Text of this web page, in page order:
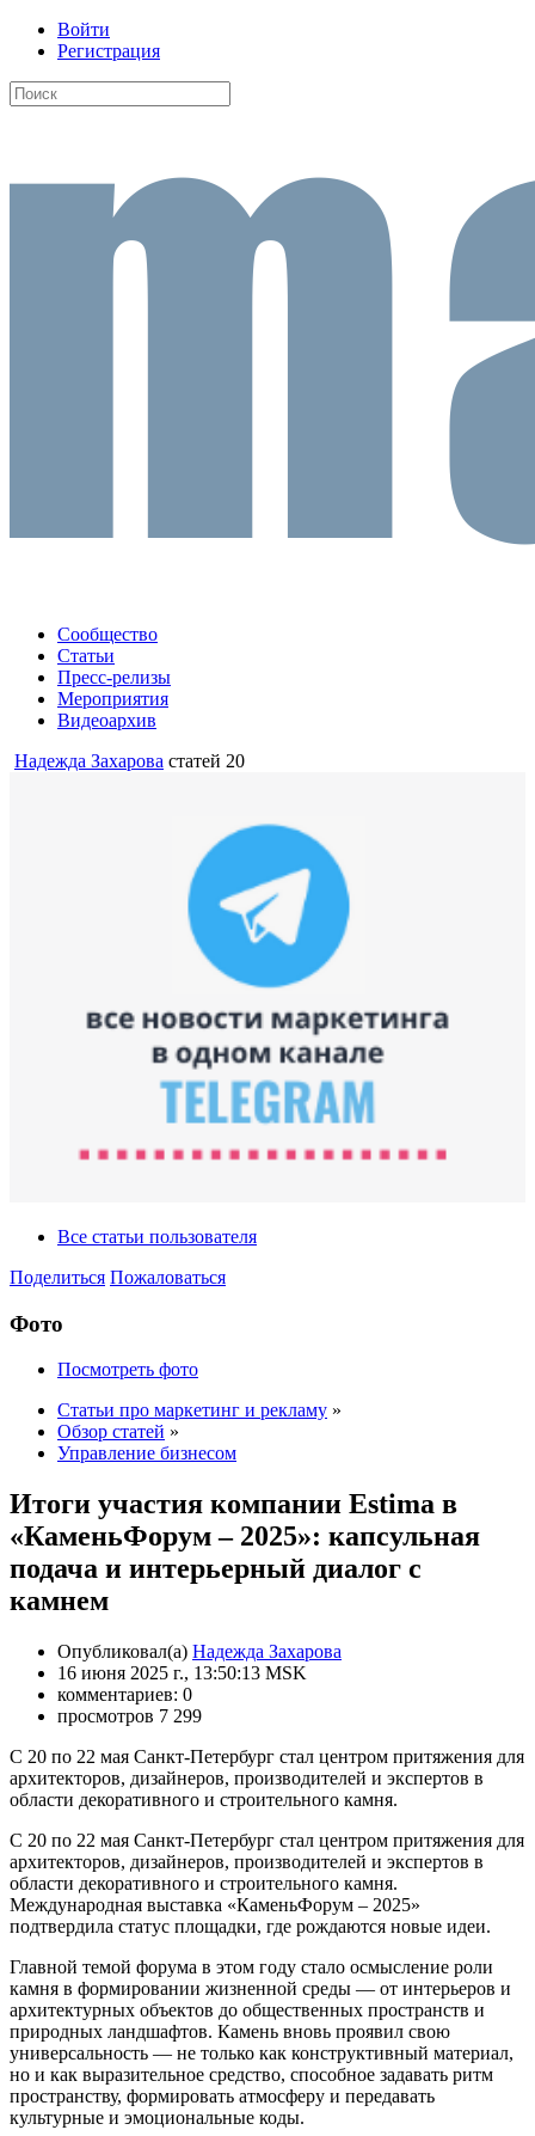
Войти
Регистрация
Сообщество
Статьи
Пресс-релизы
Мероприятия
Видеоархив
Надежда Захарова статей 20
Все статьи пользователя
Поделиться Пожаловаться
Фото
Посмотреть фото
Статьи про маркетинг и рекламу »
Обзор статей »
Управление бизнесом
Итоги участия компании Estima в
«КаменьФорум – 2025»: капсульная
подача и интерьерный диалог с
камнем
Опубликовал(а) Надежда Захарова
16 июня 2025 г., 13:50:13 MSK
комментариев: 0
просмотров 7 299
С 20 по 22 мая Санкт-Петербург стал центром притяжения для
архитекторов, дизайнеров, производителей и экспертов в
области декоративного и строительного камня.
С 20 по 22 мая Санкт-Петербург стал центром притяжения для
архитекторов, дизайнеров, производителей и экспертов в
области декоративного и строительного камня.
Международная выставка «КаменьФорум – 2025»
подтвердила статус площадки, где рождаются новые идеи.
Главной темой форума в этом году стало осмысление роли
камня в формировании жизненной среды — от интерьеров и
архитектурных объектов до общественных пространств и
природных ландшафтов. Камень вновь проявил свою
универсальность — не только как конструктивный материал,
но и как выразительное средство, способное задавать ритм
пространству, формировать атмосферу и передавать
культурные и эмоциональные коды.